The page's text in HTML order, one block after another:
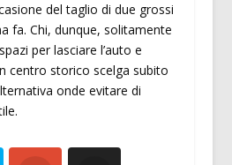
del taglio di due grossi
fa. Chi, dunque, solitamente
per lasciare l’auto e
centro storico scelga subito
onde evitare di